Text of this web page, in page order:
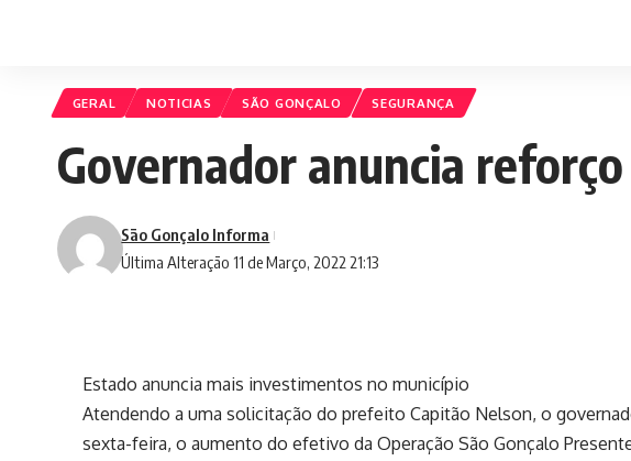
GERAL NOTICIAS SÃO GONÇALO SEGURANÇA
Governador anuncia
Última Alteração 11 de Março, 2022 21:13
São Gonçalo Informa
Estado anuncia mais investimentos no município
Atendendo a uma solicitação do prefeito Capitão Nelson, o
sexta-feira, o aumento do efetivo da Operação São Gonçalo